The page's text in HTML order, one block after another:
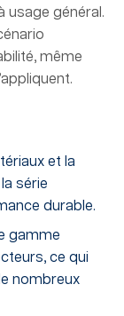
usage général.
même
et la
série
durable.
gamme
ce qui
nombreux